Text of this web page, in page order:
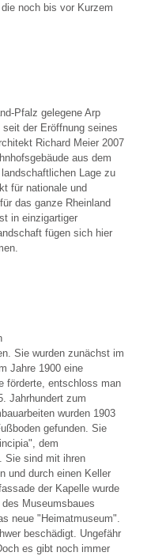
noch bis vor Kurzem
Pfalz gelegene Arp
der Eröffnung seines
Richard Meier 2007
aus dem
Lage zu
für nationale und
das ganze Rheinland
in einzigartiger
fügen sich hier
Sie wurden zunächst im
Jahre 1900 eine
förderte, entschloss man
Jahrhundert zum
wurden 1903
gefunden. Sie
dem
Sie sind mit ihren
und durch einen Keller
der Kapelle wurde
Museumsbaues
neue "Heimatmuseum".
beschädigt. Ungefähr
es gibt noch immer